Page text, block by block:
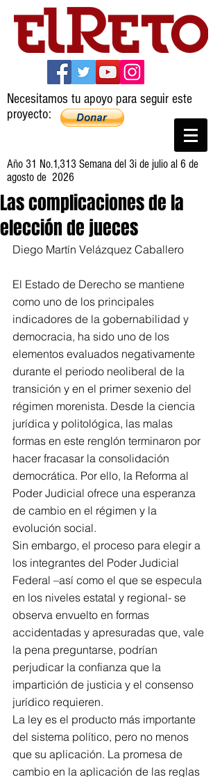
Necesitamos tu apoyo para seguir este
proyecto:
Año 31 No.1,313 Semana del 3i de julio al 6 de
agosto de 2026
Las complicaciones de la
elección de jueces
Diego Martín Velázquez Caballero
El Estado de Derecho se mantiene
como uno de los principales
indicadores de la gobernabilidad y
democracia, ha sido uno de los
elementos evaluados negativamente
durante el periodo neoliberal de la
transición y en el primer sexenio del
régimen morenista. Desde la ciencia
jurídica y politológica, las malas
formas en este renglón terminaron por
hacer fracasar la consolidación
democrática. Por ello, la Reforma al
Poder Judicial ofrece una esperanza
de cambio en el régimen y la
evolución social.
Sin embargo, el proceso para elegir a
los integrantes del Poder Judicial
Federal –así como el que se especula
en los niveles estatal y regional- se
observa envuelto en formas
accidentadas y apresuradas que, vale
la pena preguntarse, podrían
perjudicar la confianza que la
impartición de justicia y el consenso
jurídico requieren.
La ley es el producto más importante
del sistema político, pero no menos
que su aplicación. La promesa de
cambio en la aplicación de las reglas